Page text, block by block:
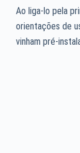
Ao liga-lo pela
orientações de
vinham pré-